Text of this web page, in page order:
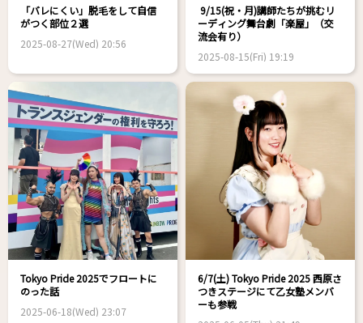
「バレにくい」脱毛をして自信
がつく部位２選
2025-08-27(Wed) 20:56
9/15(祝・月)講師たちが挑むリ
ーディング舞台劇「楽屋」（交
流会有り）
2025-08-15(Fri) 19:19
Tokyo Pride 2025でフロートに
のった話
2025-06-18(Wed) 23:07
6/7(土) Tokyo Pride 2025 西原さ
つきステージにて乙女塾メンバ
ーも参戦